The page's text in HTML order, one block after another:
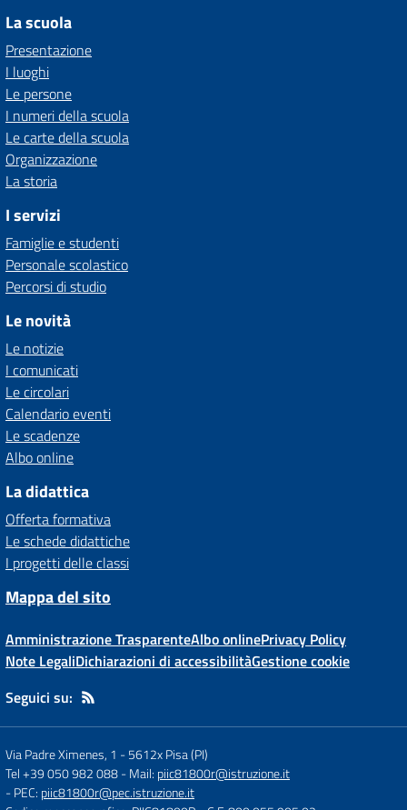
La scuola
Presentazione
I luoghi
Le persone
I numeri della scuola
Le carte della scuola
Organizzazione
La storia
I servizi
Famiglie e studenti
Personale scolastico
Percorsi di studio
Le novità
Le notizie
I comunicati
Le circolari
Calendario eventi
Le scadenze
Albo online
La didattica
Offerta formativa
Le schede didattiche
I progetti delle classi
Mappa del sito
Amministrazione TrasparenteAlbo onlinePrivacy Policy
Note LegaliDichiarazioni di accessibilitàGestione cookie
Seguici su:
Via Padre Ximenes, 1 -5612x Pisa (PI)
Tel +39 050 982 088- Mail: piic81800r@istruzione.it
- PEC: piic81800r@pec.istruzione.it